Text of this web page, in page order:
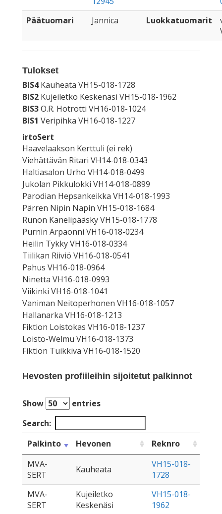
Päätuomari
Jannica Luokkatuomarit
Tulokset
BIS4Kauheata VH15-018-1728
BIS2 Kujeiletko Keskenäsi VH15-018-1962
BIS3O.R. Hotrotti VH16-018-1024
BIS1 Veripihka VH16-018-1227
irtoSert
Haavelaakson Kerttuli (ei rek)
Viehättävän Ritari VH14-018-0343
Haltiasalon Urho VH14-018-0499
Jukolan Pikkulokki VH14-018-0899
Parodian Hepsankeikka VH14-018-1993
Pärren Nipin Napin VH15-018-1684
Runon Kanelipääsky VH15-018-1778
Purnin Arpaonni VH16-018-0234
Heilin Tykky VH16-018-0334
Tiilikan Riiviö VH16-018-0541
Pahus VH16-018-0964
Ninetta VH16-018-0993
Viikinki VH16-018-1041
Vaniman Neitoperhonen VH16-018-1057
Hallanarka VH16-018-1213
Fiktion Loistokas VH16-018-1237
Loisto-Welmu VH16-018-1373
Fiktion Tuikkiva VH16-018-1520
Hevosten profiileihin sijoitetut palkinnot
Show
entries
Search:
Palkinto
Hevonen
Reknro
MVA-
SERT
Kauheata
VH15-018-
1728
MVA-
SERT
Kujeiletko
Keskenäsi
VH15-018-
1962